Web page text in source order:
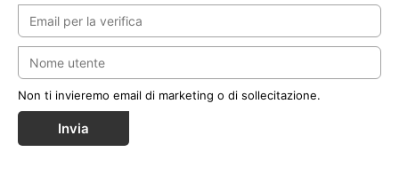
Non ti invieremo email di marketing o di sollecitazione.
Invia